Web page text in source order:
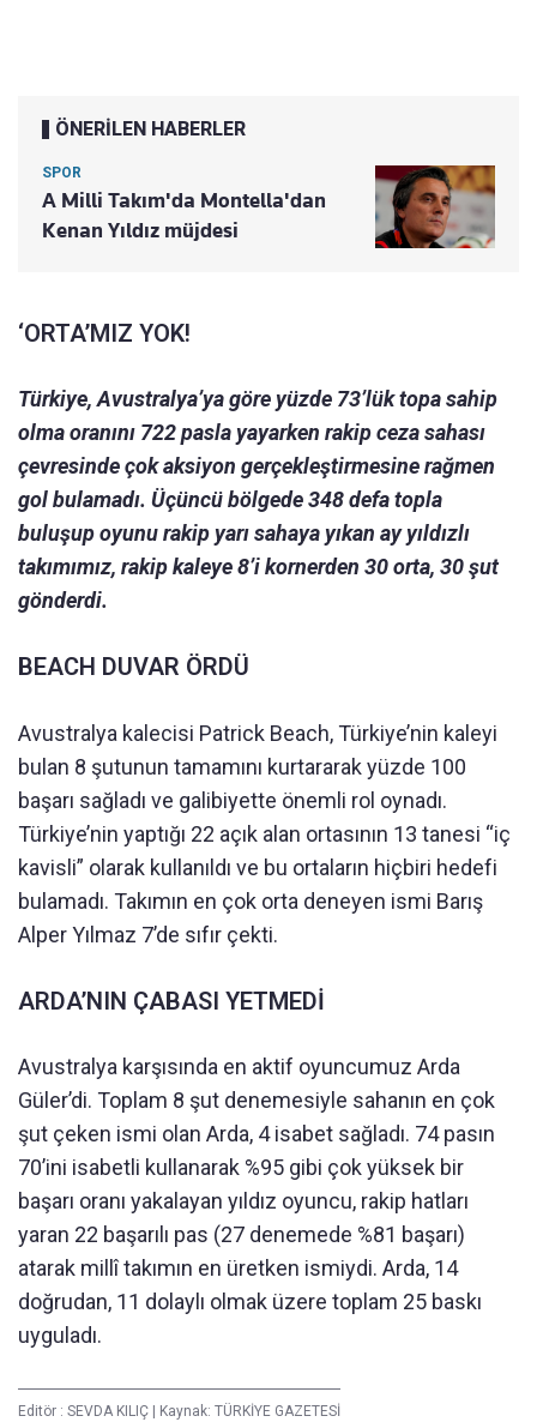
ÖNERİLEN HABERLER
SPOR
A Milli Takım'da Montella'dan
Kenan Yıldız müjdesi
‘ORTA’MIZ YOK!
Türkiye, Avustralya’ya göre yüzde 73’lük topa sahip
olma oranını 722 pasla yayarken rakip ceza sahası
çevresinde çok aksiyon gerçekleştirmesine rağmen
gol bulamadı. Üçüncü bölgede 348 defa topla
buluşup oyunu rakip yarı sahaya yıkan ay yıldızlı
takımımız, rakip kaleye 8’i kornerden 30 orta, 30 şut
gönderdi.
BEACH DUVAR ÖRDÜ
Avustralya kalecisi Patrick Beach, Türkiye’nin kaleyi
bulan 8 şutunun tamamını kurtararak yüzde 100
başarı sağladı ve galibiyette önemli rol oynadı.
Türkiye’nin yaptığı 22 açık alan ortasının 13 tanesi “iç
kavisli” olarak kullanıldı ve bu ortaların hiçbiri hedefi
bulamadı. Takımın en çok orta deneyen ismi Barış
Alper Yılmaz 7’de sıfır çekti.
ARDA’NIN ÇABASI YETMEDİ
Avustralya karşısında en aktif oyuncumuz Arda
Güler’di. Toplam 8 şut denemesiyle sahanın en çok
şut çeken ismi olan Arda, 4 isabet sağladı. 74 pasın
70’ini isabetli kullanarak %95 gibi çok yüksek bir
başarı oranı yakalayan yıldız oyuncu, rakip hatları
yaran 22 başarılı pas (27 denemede %81 başarı)
atarak millî takımın en üretken ismiydi. Arda, 14
doğrudan, 11 dolaylı olmak üzere toplam 25 baskı
uyguladı.
Editör : SEVDA KILIÇ Kaynak: TÜRKİYE GAZETESİ